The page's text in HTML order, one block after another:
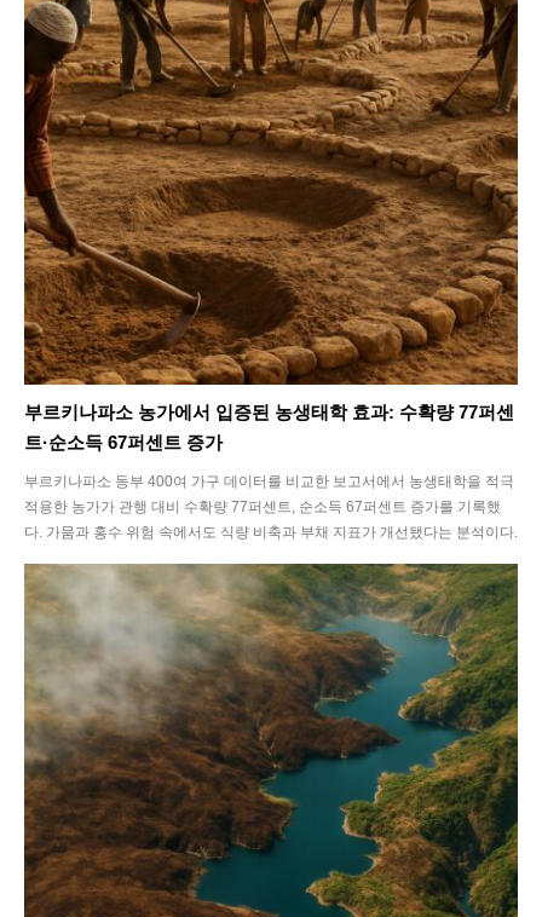
부르키나파소 농가에서 입증된 농생태학 효과: 수확량 77퍼센
트·순소득 67퍼센트 증가
부르키나파소 동부 400여 가구 데이터를 비교한 보고서에서 농생태학을 적극
적용한 농가가 관행 대비 수확량 77퍼센트, 순소득 67퍼센트 증가를 기록했
다. 가뭄과 홍수 위험 속에서도 식량 비축과 부채 지표가 개선됐다는 분석이다.